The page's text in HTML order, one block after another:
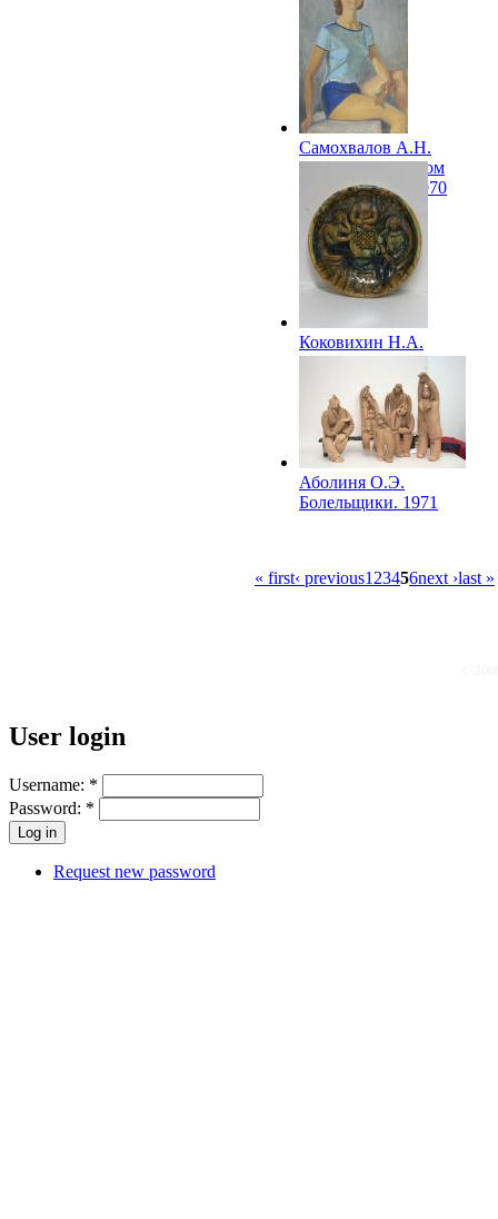
Самохвалов А.Н.
Девушка с цветком
(не окончена). 1970
Коковихин Н.А.
Декоративное блюдо
«Шахматы». 1971
Аболиня О.Э.
Болельщики. 1971
« first‹ previous1 23456next ›last »
User login
Username: *
Password: *
Request new password